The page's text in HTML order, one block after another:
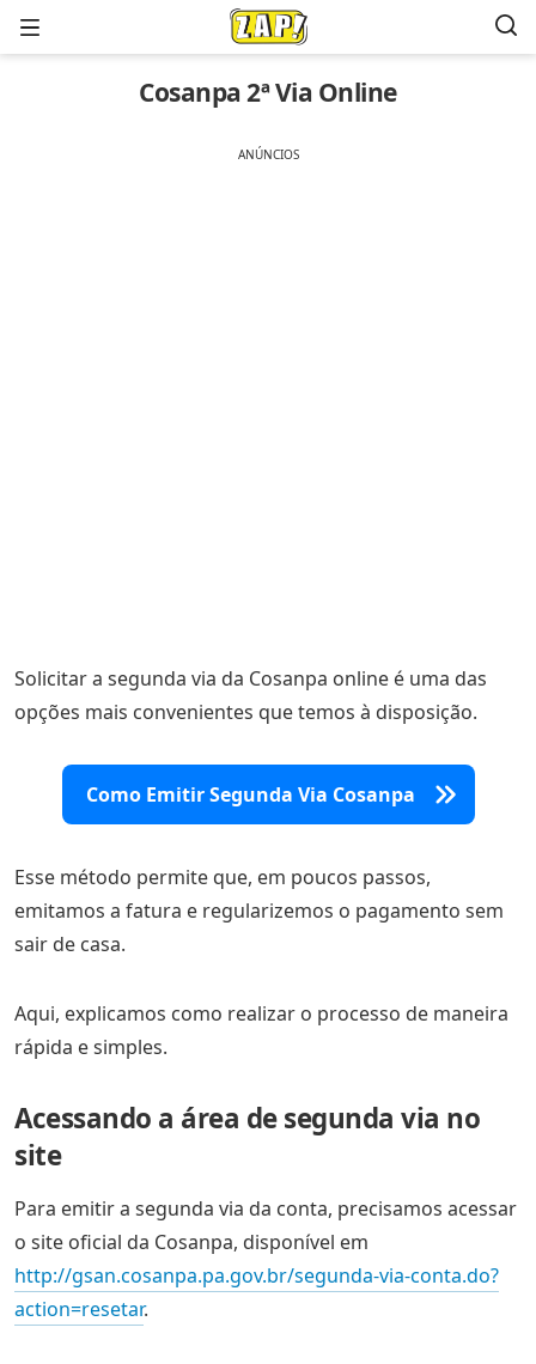
Menu
Cosanpa 2ª Via Online
ANÚNCIOS
Solicitar a segunda via da Cosanpa online é uma das
opções mais convenientes que temos à disposição.
Como Emitir Segunda Via Cosanpa
Esse método permite que, em poucos passos,
emitamos a fatura e regularizemos o pagamento sem
sair de casa.
Aqui, explicamos como realizar o processo de maneira
rápida e simples.
Acessando a área de segunda via no
site
Para emitir a segunda via da conta, precisamos acessar
o site oficial da Cosanpa, disponível em
http://gsan.cosanpa.pa.gov.br/segunda-via-conta.do?
action=resetar.